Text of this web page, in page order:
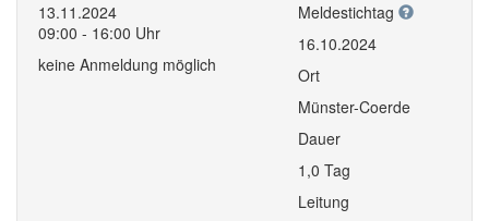
13.11.2024
09:00 - 16:00 Uhr
keine Anmeldung möglich
Meldestichtag
16.10.2024
Ort
Münster-Coerde
Dauer
1,0 Tag
Leitung